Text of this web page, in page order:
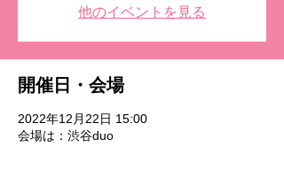
他のイベントを見る
開催日・会場
2022年12月22日 15:00
会場は：渋谷duo